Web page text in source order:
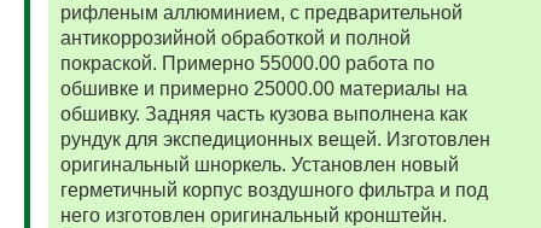
рифленым аллюминием, с предварительной
антикоррозийной обработкой и полной
покраской. Примерно 55000.00 работа по
обшивке и примерно 25000.00 материалы на
обшивку. Задняя часть кузова выполнена как
рундук для экспедиционных вещей. Изготовлен
оригинальный шноркель. Установлен новый
герметичный корпус воздушного фильтра и под
него изготовлен оригинальный кронштейн.